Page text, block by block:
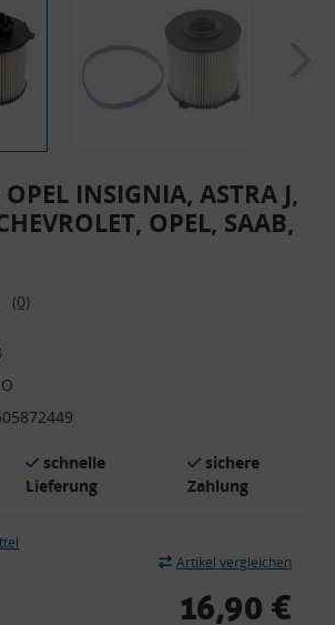
INSIGNIA, ASTRA J,
OPEL, SAAB,
(0)
schnelle
Lieferung
sichere
Zahlung
Artikel vergleichen
16,90 €